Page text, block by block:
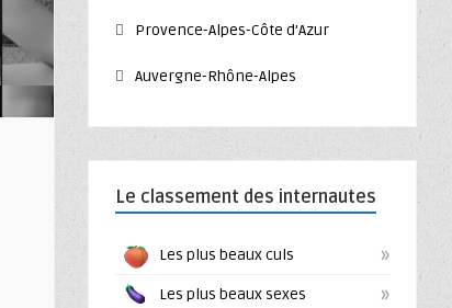
Provence-Alpes-Côte d’Azur
Auvergne-Rhône-Alpes
Le classement des internautes
Les plus beaux culs »
Les plus beaux sexes »